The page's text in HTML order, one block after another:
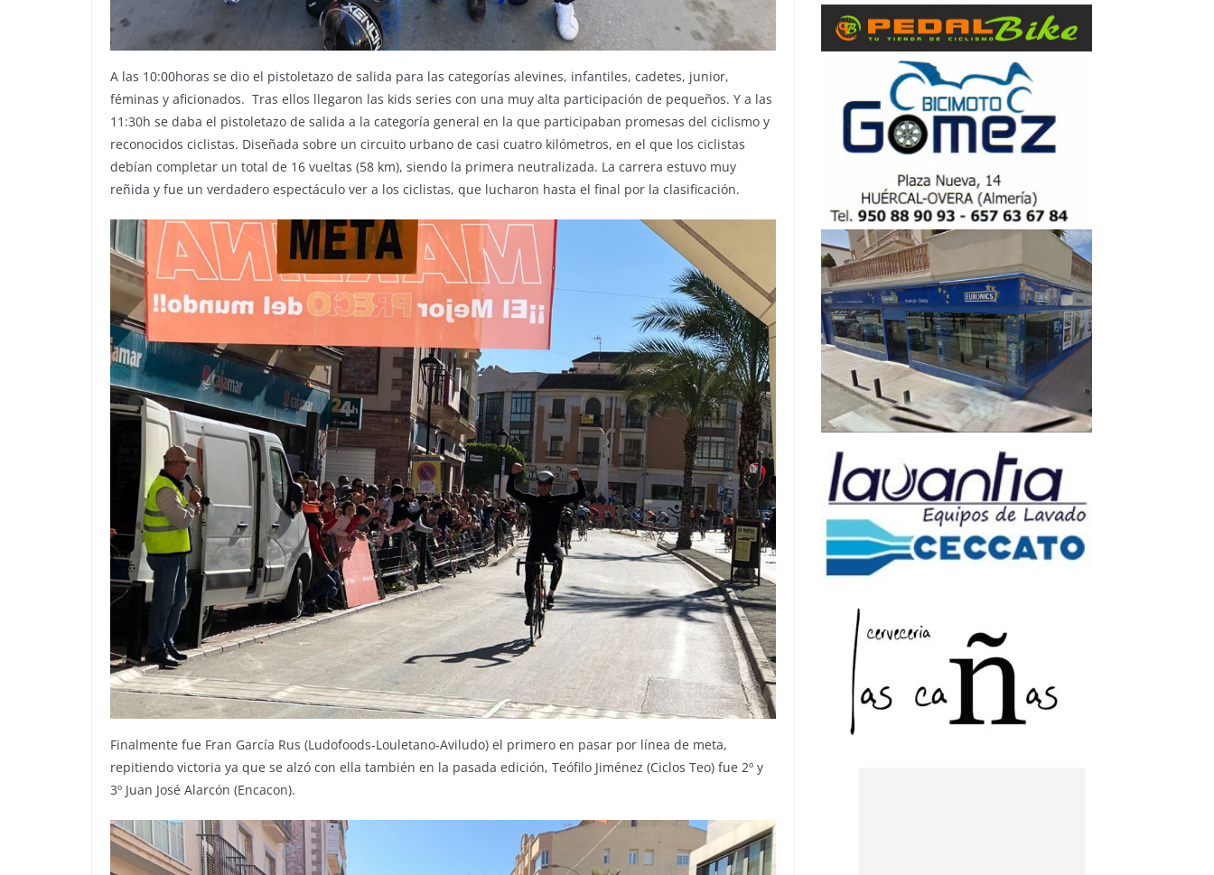
A las 10:00horas se dio el pistoletazo de salida para las categorías alevines, infantiles, cadetes, junior,
féminas y aficionados. Tras ellos llegaron las kids series con una muy alta participación de pequeños. Y a las
11:30h se daba el pistoletazo de salida a la categoría general en la que participaban promesas del ciclismo y
reconocidos ciclistas. Diseñada sobre un circuito urbano de casi cuatro kilómetros, en el que los ciclistas
debían completar un total de 16 vueltas (58 km), siendo la primera neutralizada. La carrera estuvo muy
reñida y fue un verdadero espectáculo ver a los ciclistas, que lucharon hasta el final por la clasificación.
Finalmente fue Fran García Rus (Ludofoods-Louletano-Aviludo) el primero en pasar por línea de meta,
repitiendo victoria ya que se alzó con ella también en la pasada edición, Teófilo Jiménez (Ciclos Teo) fue 2º y
3º Juan José Alarcón (Encacon).